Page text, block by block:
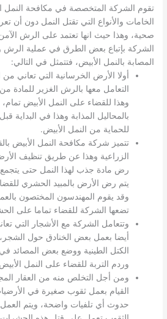
تقوم الشركة المتخصصة في مكافحة النمل
الخامات والأنواع التي تقتل النمل دون أن
صحية، وهذا حيث انها تعتمد على الرش
الشركة بإتباع بعض الطرق في عملية الرش
المصابة بالنمل الأبيض، فتتمثل في التالي:
أولا الأرض الخرسانية التي تعاني من
التعامل معها بالرش الغزير للمادة
وهذا للقضاء على النمل الأبيض تمام،
بالمحاليل المذابة وهذا في البداية
للحماية من النمل الأبيض.
تتميز شركة مكافحة النمل الأبيض
الزراعية وهذا عن طريق تنظيف
رض مادة جذب لهذا النمل حتى
يتم رض الأرض بالمبيد الحشري
وقد يقوم المهندسون المختصون
تضعها الشركة للقضاء تماما على
وتتعامل الشركة مع الأشجار التي
أيضا بعمل بعض الخنادق حول
الكتل الطينية ووضع بعض المصائد
وردم التربة للقضاء على النمل
ومن أجل التخلص منه من العقار
القيام بعمل ثقوب صغيرة في
حدوث أي تلفيات واضحة، ويتم